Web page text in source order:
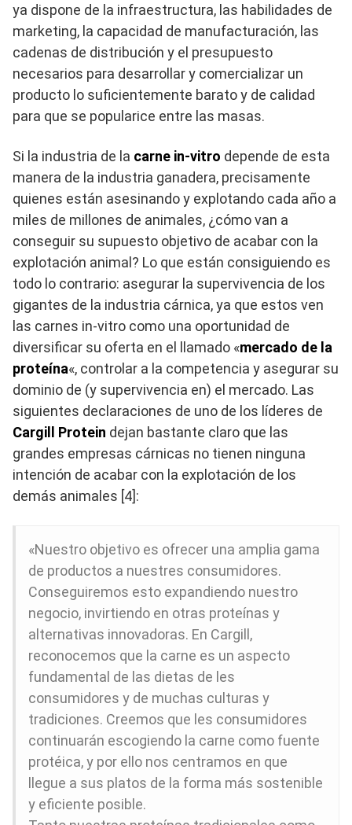
ya dispone de la infraestructura, las habilidades de
marketing, la capacidad de manufacturación, las
cadenas de distribución y el presupuesto
necesarios para desarrollar y comercializar un
producto lo suficientemente barato y de calidad
para que se popularice entre las masas.
Si la industria de la carne in-vitro depende de esta
manera de la industria ganadera, precisamente
quienes están asesinando y explotando cada año a
miles de millones de animales, ¿cómo van a
conseguir su supuesto objetivo de acabar con la
explotación animal? Lo que están consiguiendo es
todo lo contrario: asegurar la supervivencia de los
gigantes de la industria cárnica, ya que estos ven
las carnes in-vitro como una oportunidad de
diversificar su oferta en el llamado «mercado de la
proteína«, controlar a la competencia y asegurar su
dominio de (y supervivencia en) el mercado. Las
siguientes declaraciones de uno de los líderes de
Cargill Protein dejan bastante claro que las
grandes empresas cárnicas no tienen ninguna
intención de acabar con la explotación de los
demás animales [4]:
«Nuestro objetivo es ofrecer una amplia gama
de productos a nuestres consumidores.
Conseguiremos esto expandiendo nuestro
negocio, invirtiendo en otras proteínas y
alternativas innovadoras. En Cargill,
reconocemos que la carne es un aspecto
fundamental de las dietas de les
consumidores y de muchas culturas y
tradiciones. Creemos que les consumidores
continuarán escogiendo la carne como fuente
protéica, y por ello nos centramos en que
llegue a sus platos de la forma más sostenible
y eficiente posible.